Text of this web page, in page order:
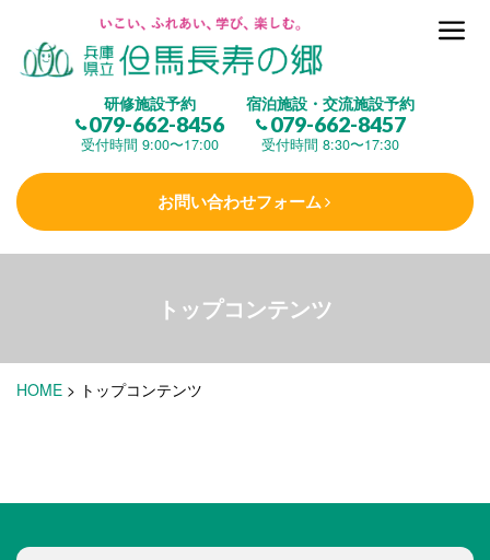
研修施設予約
079-662-8456
受付時間 9:00〜17:00
宿泊施設・交流施設予約
079-662-8457
受付時間 8:30〜17:30
お問い合わせフォーム
但馬長寿の郷とは
(研修施設)
楽しむ
泊まる(宿泊)
トップコンテンツ
HOME > トップコンテンツ